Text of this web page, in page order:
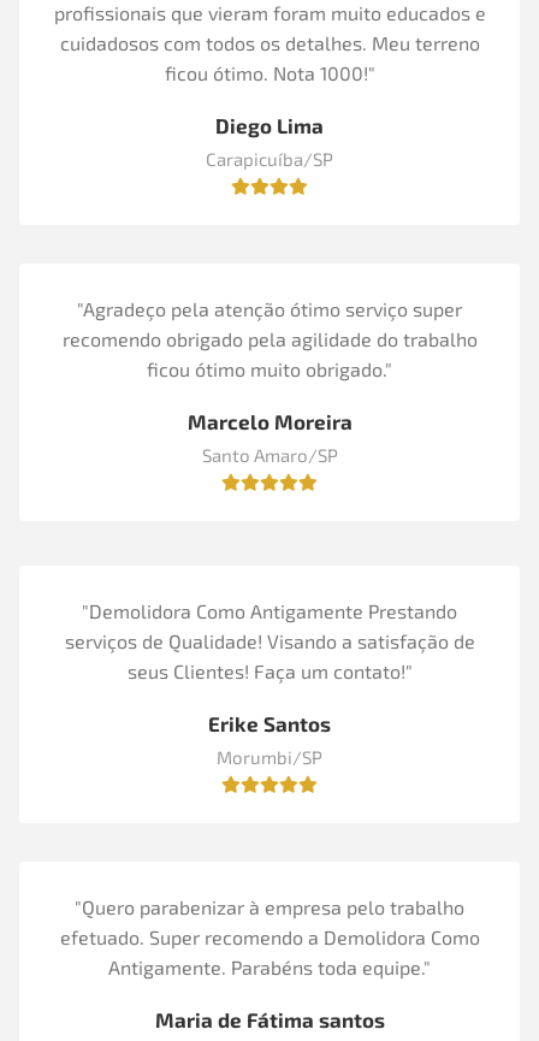
profissionais que vieram foram muito educados e
cuidadosos com todos os detalhes. Meu terreno
ficou ótimo. Nota 1000!"
Diego Lima
Carapicuíba/SP
"Agradeço pela atenção ótimo serviço super
recomendo obrigado pela agilidade do trabalho
ficou ótimo muito obrigado."
Marcelo Moreira
Santo Amaro/SP
"Demolidora Como Antigamente Prestando
serviços de Qualidade! Visando a satisfação de
seus Clientes! Faça um contato!"
Erike Santos
Morumbi/SP
"Quero parabenizar à empresa pelo trabalho
efetuado. Super recomendo a Demolidora Como
Antigamente. Parabéns toda equipe."
Maria de Fátima santos